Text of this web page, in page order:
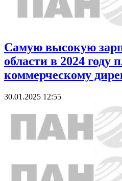
Самую высокую
области в 2024 году
коммерческому
30.01.2025 12:55